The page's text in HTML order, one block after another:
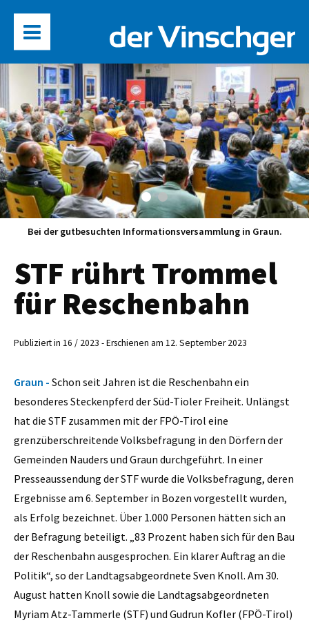
Bei der gutbesuchten Informationsversammlung in Graun.
STF rührt Trommel
für Reschenbahn
Publiziert in 16 / 2023 - Erschienen am 12. September 2023
Graun - Schon seit Jahren ist die Reschenbahn ein
besonderes Steckenpferd der Süd-Tioler Freiheit. Unlängst
hat die STF zusammen mit der FPÖ-Tirol eine
grenzüberschreitende Volksbefragung in den Dörfern der
Gemeinden Nauders und Graun durchgeführt. In einer
Presseaussendung der STF wurde die Volksbefragung, deren
Ergebnisse am 6. September in Bozen vorgestellt wurden,
als Erfolg bezeichnet. Über 1.000 Personen hätten sich an
der Befragung beteiligt. „83 Prozent haben sich für den Bau
der Reschenbahn ausgesprochen. Ein klarer Auftrag an die
Politik“, so der Landtagsabgeordnete Sven Knoll. Am 30.
August hatten Knoll sowie die Landtagsabgeordneten
Myriam Atz-Tammerle (STF) und Gudrun Kofler (FPÖ-Tirol)